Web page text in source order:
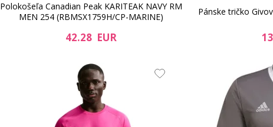
Polokošeľa Canadian Peak KARITEAK NAVY RM
MEN 254 (RBMSX1759H/CP-MARINE)
42.28 EUR
Pánske tričko